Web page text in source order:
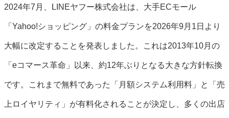
2024年7月、LINEヤフー株式会社は、大手ECモール
「Yahoo!ショッピング」の料金プランを2026年9月1日より
大幅に改定することを発表しました。これは2013年10月の
「eコマース革命」以来、約12年ぶりとなる大きな方針転換
です。これまで無料であった「月額システム利用料」と「売
上ロイヤリティ」が有料化されることが決定し、多くの出店